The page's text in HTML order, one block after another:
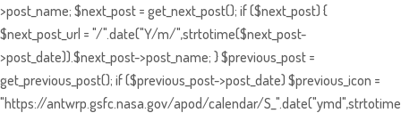
>post_name; $next_post = get_next_post(); if ($next_post) {
$next_post_url = "/".date("Y/m/",strtotime($next_post-
>post_date)).$next_post->post_name; } $previous_post =
get_previous_post(); if ($previous_post->post_date) $previous_icon =
"https://antwrp.gsfc.nasa.gov/apod/calendar/